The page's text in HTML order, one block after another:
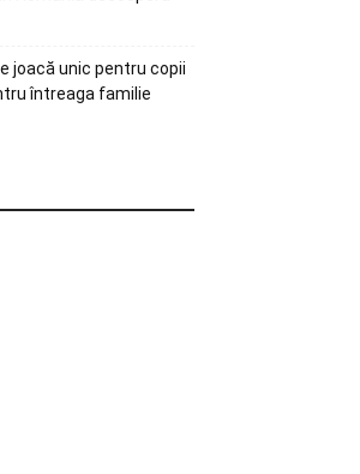
joacă unic pentru copii
întreaga familie